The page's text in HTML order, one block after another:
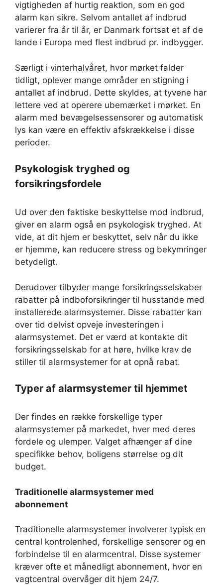
vigtigheden af hurtig reaktion, som en god
alarm kan sikre. Selvom antallet af indbrud
varierer fra år til år, er Danmark fortsat et af de
lande i Europa med flest indbrud pr. indbygger.
Særligt i vinterhalvåret, hvor mørket falder
tidligt, oplever mange områder en stigning i
antallet af indbrud. Dette skyldes, at tyvene har
lettere ved at operere ubemærket i mørket. En
alarm med bevægelsessensorer og automatisk
lys kan være en effektiv afskrækkelse i disse
perioder.
Psykologisk tryghed og
forsikringsfordele
Ud over den faktiske beskyttelse mod indbrud,
giver en alarm også en psykologisk tryghed. At
vide, at dit hjem er beskyttet, selv når du ikke
er hjemme, kan reducere stress og bekymringer
betydeligt.
Derudover tilbyder mange forsikringsselskaber
rabatter på indboforsikringer til husstande med
installerede alarmsystemer. Disse rabatter kan
over tid delvist opveje investeringen i
alarmsystemet. Det er værd at kontakte dit
forsikringsselskab for at høre, hvilke krav de
stiller til alarmsystemer for at opnå rabat.
Typer af alarmsystemer til hjemmet
Der findes en række forskellige typer
alarmsystemer på markedet, hver med deres
fordele og ulemper. Valget afhænger af dine
specifikke behov, boligens størrelse og dit
budget.
Traditionelle alarmsystemer med
abonnement
Traditionelle alarmsystemer involverer typisk en
central kontrolenhed, forskellige sensorer og en
forbindelse til en alarmcentral. Disse systemer
kræver ofte et månedligt abonnement, hvor en
vagtcentral overvåger dit hjem 24/7.